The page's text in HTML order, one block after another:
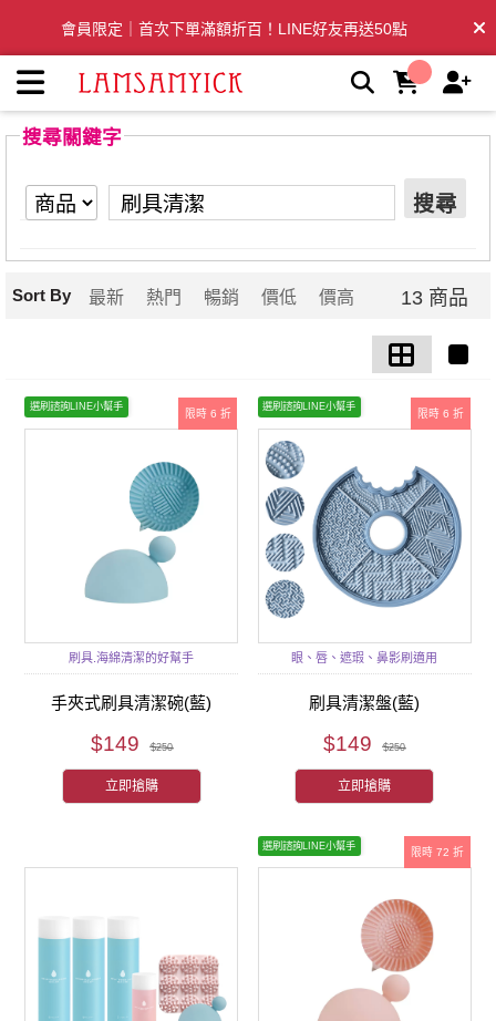
會員限定｜首次下單滿額折百！LINE好友再送50點
全台滿千免運🛒訂單付款後3~5日內出貨
搜尋關鍵字
搜尋
Sort By 最新 熱門 暢銷 價低 價高 13 商品
限時 6 折
選刷諮詢LINE小幫手
刷具.海綿清潔的好幫手
手夾式刷具清潔碗(藍)
$149 $250
立即搶購
限時 6 折
選刷諮詢LINE小幫手
眼、唇、遮瑕、鼻影刷適用
刷具清潔盤(藍)
$149 $250
立即搶購
限時 72 折
選刷諮詢LINE小幫手